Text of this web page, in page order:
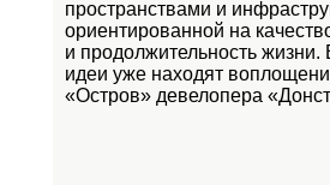
пространствами и
ориентированной на
и продолжительность жизни.
идеи уже находят
«Остров» девелопера